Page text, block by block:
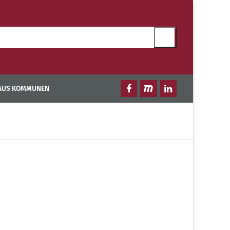
KOMMUNEN